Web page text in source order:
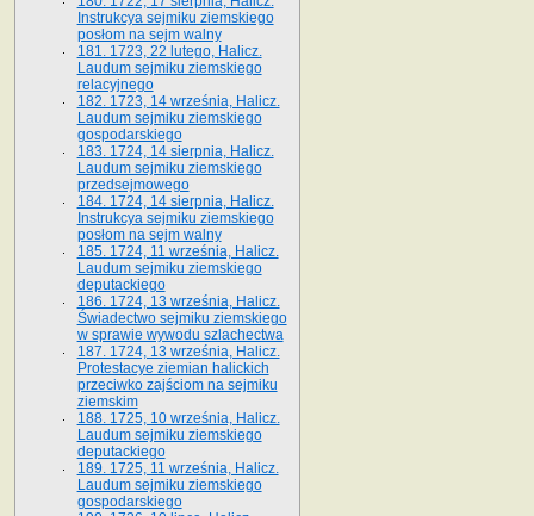
Instrukcya sejmiku ziemskiego
posłom na sejm walny
181. 1723, 22 lutego, Halicz.
Laudum sejmiku ziemskiego
relacyjnego
182. 1723, 14 września, Halicz.
Laudum sejmiku ziemskiego
gospodarskiego
183. 1724, 14 sierpnia, Halicz.
Laudum sejmiku ziemskiego
przedsejmowego
184. 1724, 14 sierpnia, Halicz.
Instrukcya sejmiku ziemskiego
posłom na sejm walny
185. 1724, 11 września, Halicz.
Laudum sejmiku ziemskiego
deputackiego
186. 1724, 13 września, Halicz.
Świadectwo sejmiku ziemskiego
w sprawie wywodu szlachectwa
187. 1724, 13 września, Halicz.
Protestacye ziemian halickich
przeciwko zajściom na sejmiku
ziemskim
188. 1725, 10 września, Halicz.
Laudum sejmiku ziemskiego
deputackiego
189. 1725, 11 września, Halicz.
Laudum sejmiku ziemskiego
gospodarskiego